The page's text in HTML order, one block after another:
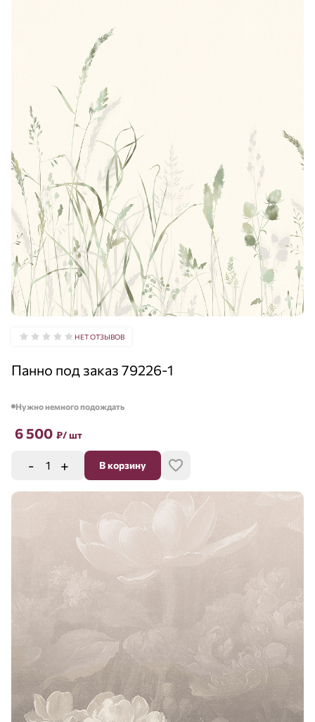
НЕТ ОТЗЫВОВ
Панно под заказ 79226-1
Нужно немного подождать
6 500 ₽/ шт
- + В корзину